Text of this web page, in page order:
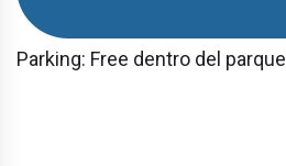
Parking: Free dentro del parque